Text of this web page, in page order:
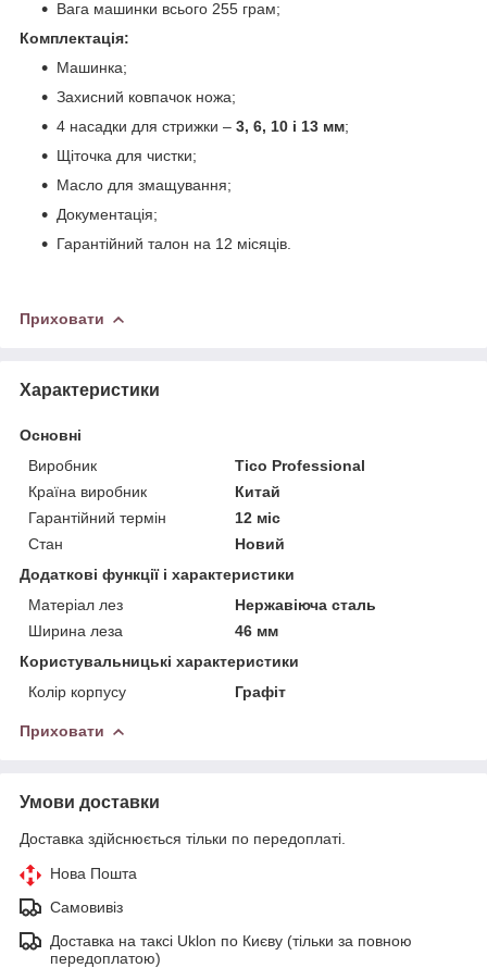
Вага машинки всього 255 грам;
Комплектація:
Машинка;
Захисний ковпачок ножа;
4 насадки для стрижки – 3, 6, 10 і 13 мм;
Щіточка для чистки;
Масло для змащування;
Документація;
Гарантійний талон на 12 місяців.
Приховати
Характеристики
Основні
Виробник
Tico Professional
Країна виробник
Китай
Гарантійний термін
12 міс
Стан
Новий
Додаткові функції і характеристики
Матеріал лез
Нержавіюча сталь
Ширина леза
46 мм
Користувальницькі характеристики
Колір корпусу
Графіт
Приховати
Умови доставки
Доставка здійснюється тільки по передоплаті.
Нова Пошта
Самовивіз
Доставка на таксі Uklon по Києву (тільки за повною
передоплатою)